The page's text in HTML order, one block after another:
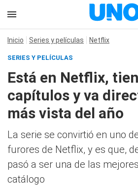
Inicio Series y películas Netflix
SERIES Y PELÍCULAS
Está en Netflix,
capítulos y va
más vista del año
La serie se convirtió en uno
furores de Netflix, y es que,
pasó a ser una de las
catálogo